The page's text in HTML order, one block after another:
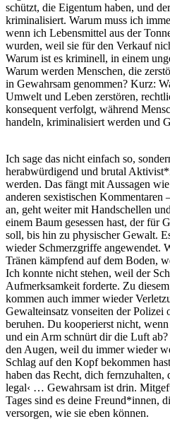
schützt, die Eigentum haben, und
kriminalisiert. Warum muss ich
wenn ich Lebensmittel aus der
wurden, weil sie für den Verkauf
Warum ist es kriminell, in einem
Warum werden Menschen, die
in Gewahrsam genommen? Kurz:
Umwelt und Leben zerstören,
konsequent verfolgt, während
handeln, kriminalisiert werden und
Ich sage das nicht einfach so,
herabwürdigend und brutal
werden. Das fängt mit Aussagen
anderen sexistischen Kommentaren
an, geht weiter mit Handschellen
einem Baum gesessen hast, der für
soll, bis hin zu physischer Gewalt.
wieder Schmerzgriffe angewendet.
Tränen kämpfend auf dem Boden,
Ich konnte nicht stehen, weil der
Aufmerksamkeit forderte. Zu
kommen auch immer wieder
Gewalteinsatz vonseiten der Polizei
beruhen. Du kooperierst nicht,
und ein Arm schnürt dir die Luft
den Augen, weil du immer wieder
Schlag auf den Kopf bekommen
haben das Recht, dich fernzuhalten,
legal‹ … Gewahrsam ist drin.
Tages sind es deine Freund*innen,
versorgen, wie sie eben können.